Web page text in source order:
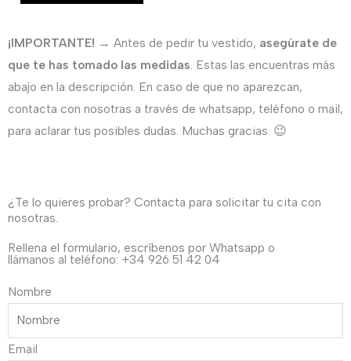
fiesta
¡IMPORTANTE! → Antes de pedir tu vestido, asegúrate de
que te has tomado las medidas . Estas las encuentras más
abajo en la descripción. En caso de que no aparezcan,
contacta con nosotras a través de whatsapp, teléfono o mail,
para aclarar tus posibles dudas. Muchas gracias. 😉
¿Te lo quieres probar? Contacta para solicitar tu cita con
nosotras.
Rellena el formulario, escríbenos por Whatsapp o
llámanos al teléfono: +34 926 51 42 04
Nombre
Email